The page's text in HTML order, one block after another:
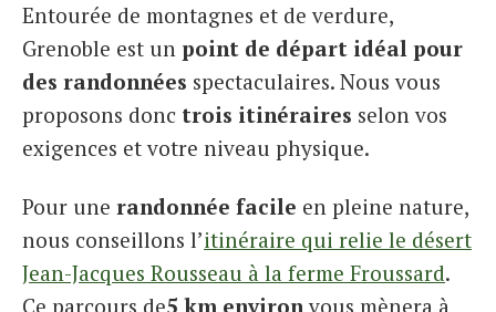
Entourée de montagnes et de verdure,
Grenoble est un point de départ idéal pour
des randonnées spectaculaires. Nous vous
proposons donc trois itinéraires selon vos
exigences et votre niveau physique.
Pour une randonnée facile en pleine nature,
nous conseillons l’itinéraire qui relie le désert
Jean-Jacques Rousseau à la ferme Froussard.
Ce parcours de5 km environvous mènera à